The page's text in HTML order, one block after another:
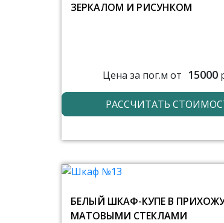
ЗЕРКАЛОМ И РИСУНКОМ
Цена за пог.м от 15000
РАССЧИТАТЬ
БЕЛЫЙ ШКАФ-КУПЕ В
МАТОВЫМИ СТЕКЛАМИ